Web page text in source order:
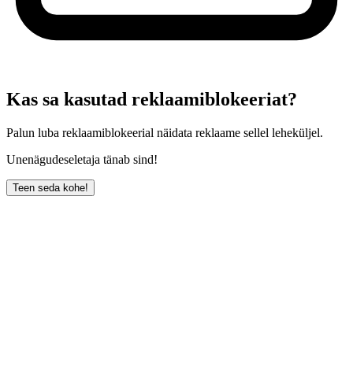
Kas sa kasutad reklaamiblokeeriat?
Palun luba reklaamiblokeerial näidata reklaame sellel leheküljel.
Unenägudeseletaja tänab sind!
Teen seda kohe!